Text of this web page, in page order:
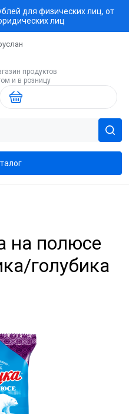
для физических лиц, от
лиц
продуктов
и в розницу
на полюсе
голубика